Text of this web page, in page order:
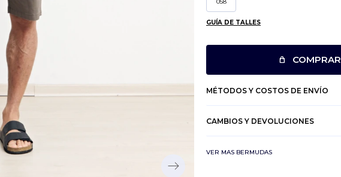
GUÍA DE TALLES
COMPRAR
MÉTODOS Y COSTOS DE ENVÍO
CAMBIOS Y DEVOLUCIONES
VER MAS BERMUDAS